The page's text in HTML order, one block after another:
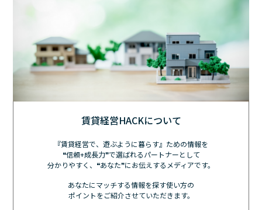
賃貸経営HACKについて
『賃貸経営で、遊ぶように暮らす』ための情報を
❝信頼+成長力❞で選ばれるパートナーとして
分かりやすく、❝あなた❞にお伝えするメディアです。
あなたにマッチする情報を探す使い方の
ポイントをご紹介させていただきます。